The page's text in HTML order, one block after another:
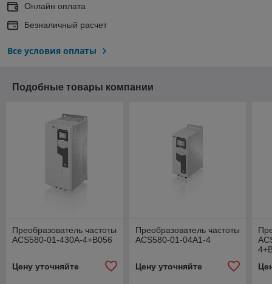
Онлайн оплата
Безналичный расчет
Все условия оплаты
Подобные товары компании
Преобразователь частоты
ACS580-01-430A-4+B056
Цену уточняйте
Преобразователь частоты
ACS580-01-04A1-4
Цену уточняйте